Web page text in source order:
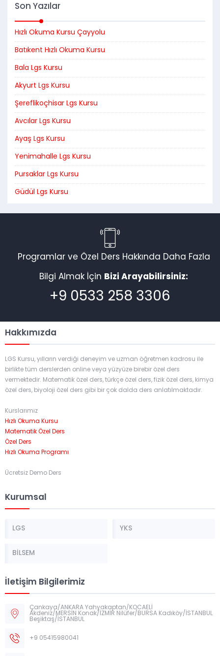
Son Yazılar
Hızlı Okuma Kursu Çayyolu
Batıkent Hızlı Okuma Kursu
Bala Lgs Kursu
Akyurt Lgs Kursu
Şereflikoçhisar Lgs Kursu
Avcılar Lgs Kursu
Ayaş Lgs Kursu
Yenimahalle Lgs Kursu
Pursaklar Lgs Kursu
Güdül Lgs Kursu
Programlar ve Özel Ders Hakkında Daha Fazla
Bilgi Almak İçin Bizi Arayabilirsiniz:
+9 0533 258 3306
Hakkımızda
LGS Kursu, yılların verdiği deneyim ve uzman öğretmen kadrosu ile
birlikte tüm derslerden online veya yüzyüze birebir özel ders
vermektedir. Matematik özel ders, türkçe özel ders, fizik özel ders, kimya
özel ders, biyoloji özel ders gibi bir çok dalda ders anlatılmaktadır.
Kurslarımız
Hızlı Okuma Kursu
Matematik Özel Ders
Özel Ders
Hızlı Okuma Programı
Ücretsiz Demo Ders
Kurumsal
LGS YKS
BİLSEM
İletişim Bilgilerimiz
Çankaya/ANKARA Yahyakaptan/KOCAELİ
Akdeniz/MERSİN Konak/İZMİR Nilüfer/BURSA Kadıköy/İSTANBUL
Beşiktaş/İSTANBUL
+9 05415980041